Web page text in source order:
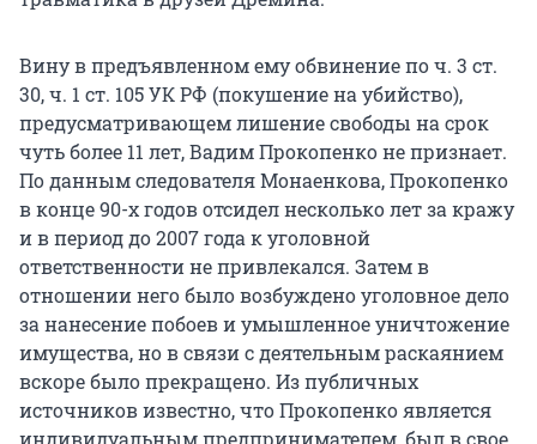
Вину в предъявленном ему обвинение по ч. 3 ст.
30, ч. 1 ст. 105 УК РФ (покушение на убийство),
предусматривающем лишение свободы на срок
чуть более 11 лет, Вадим Прокопенко не признает.
По данным следователя Монаенкова, Прокопенко
в конце 90-х годов отсидел несколько лет за кражу
и в период до 2007 года к уголовной
ответственности не привлекался. Затем в
отношении него было возбуждено уголовное дело
за нанесение побоев и умышленное уничтожение
имущества, но в связи с деятельным раскаянием
вскоре было прекращено. Из публичных
источников известно, что Прокопенко является
индивидуальным предпринимателем, был в свое